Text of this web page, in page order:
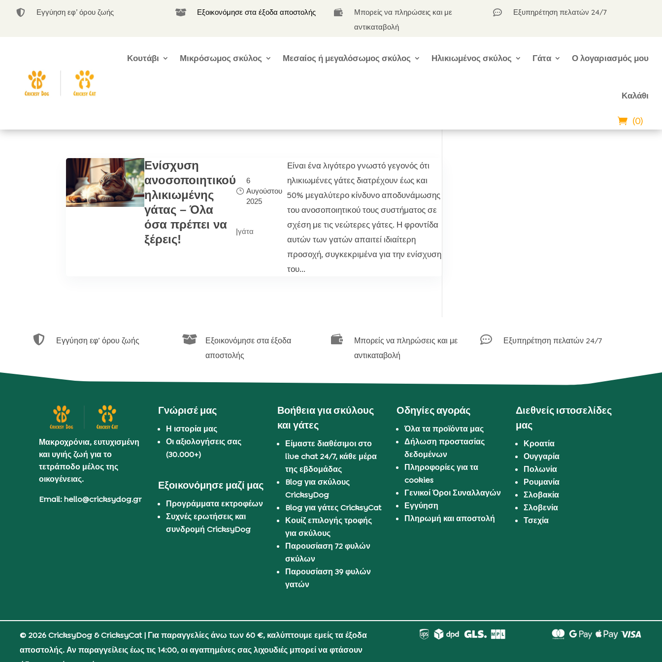
 Εγγύηση εφ’ όρου ζωής  Εξοικονόμησε στα έξοδα αποστολής 
Μπορείς να πληρώσεις και με
αντικαταβολή
 Εξυπηρέτηση πελατών 24/7
Κουτάβι Μικρόσωμος σκύλος Μεσαίος ή μεγαλόσωμος σκύλος Ηλικιωμένος σκύλος Γάτα Ο λογαριασμός μου
Καλάθι
(0)
Ενίσχυση
ανοσοποιητικού
ηλικιωμένης
γάτας – Όλα
όσα πρέπει να
ξέρεις!
6
Αυγούστου
2025
|γάτα
Είναι ένα λιγότερο γνωστό γεγονός ότι
ηλικιωμένες γάτες διατρέχουν έως και
50% μεγαλύτερο κίνδυνο αποδυνάμωσης
του ανοσοποιητικού τους συστήματος σε
σχέση με τις νεώτερες γάτες. Η φροντίδα
αυτών των γατών απαιτεί ιδιαίτερη
προσοχή, συγκεκριμένα για την ενίσχυση
του...
 Εγγύηση εφ’ όρου ζωής 
Εξοικονόμησε στα έξοδα
αποστολής

Μπορείς να πληρώσεις και με
αντικαταβολή
 Εξυπηρέτηση πελατών 24/7
Μακροχρόνια, ευτυχισμένη
και υγιής ζωή για το
τετράποδο μέλος της
οικογένειας.
Email: hello@cricksydog.gr
Γνώρισέ μας
Η ιστορία μας
Οι αξιολογήσεις σας
(30.000+)
Εξοικονόμησε μαζί μας
Προγράμματα εκτροφέων
Συχνές ερωτήσεις και
συνδρομή CricksyDog
Βοήθεια για σκύλους
και γάτες
Είμαστε διαθέσιμοι στο
live chat 24/7, κάθε μέρα
της εβδομάδας
Blog για σκύλους
CricksyDog
Blog για γάτες CricksyCat
Κουίζ επιλογής τροφής
για σκύλους
Παρουσίαση 72 φυλών
σκύλων
Παρουσίαση 39 φυλών
γατών
Οδηγίες αγοράς
Όλα τα προϊόντα μας
Δήλωση προστασίας
δεδομένων
Πληροφορίες για τα
cookies
Γενικοί Όροι Συναλλαγών
Εγγύηση
Πληρωμή και αποστολή
Διεθνείς ιστοσελίδες
μας
Κροατία
Ουγγαρία
Πολωνία
Ρουμανία
Σλοβακία
Σλοβενία
Τσεχία
© 2026 CricksyDog & CricksyCat| Για παραγγελίες άνω των 60 €, καλύπτουμε εμείς τα έξοδα
αποστολής. Αν παραγγείλεις έως τις 14:00, οι αγαπημένες σας λιχουδιές μπορεί να φτάσουν